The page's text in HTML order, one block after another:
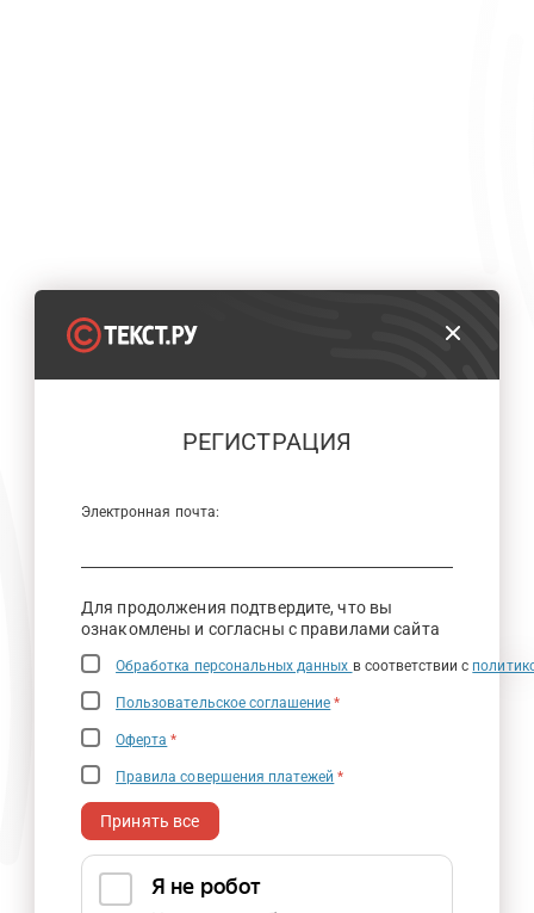
РЕГИСТРАЦИЯ
Электронная почта:
Для продолжения подтвердите, что вы
ознакомлены и согласны с правилами сайта
Обработка персональных данных в соответствии с
Пользовательское соглашение *
Оферта *
Правила совершения платежей *
Принять все